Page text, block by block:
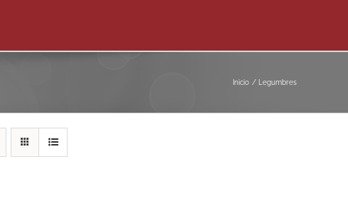
Inicio Legumbres